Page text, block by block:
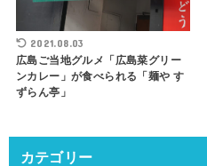
2021.08.03
広島ご当地グルメ「広島菜グリー
ンカレー」が食べられる「麺や す
ずらん亭」
カテゴリー